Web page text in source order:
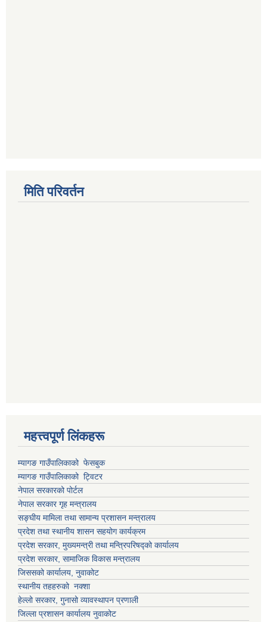
मिति परिवर्तन
महत्त्वपूर्ण लिंकहरू
म्यागङ गाउँपालिकाको फेसबुक
म्यागङ गाउँपालिकाको ट्विटर
नेपाल सरकारको पोर्टल
नेपाल सरकार गृह मन्त्रालय
सङ्घीय मामिला तथा सामान्य प्रशासन मन्त्रालय
प्रदेश तथा स्थानीय शासन सहयोग कार्यक्रम
प्रदेश सरकार, मुख्यमन्त्री तथा मन्त्रिपरिषद्को कार्यालय
प्रदेश सरकार, सामाजिक विकास मन्त्रालय
जिससको कार्यालय, नुवाकोट
स्थानीय तहहरुको नक्शा
हेल्लो सरकार, गुनासो व्यावस्थापन प्रणाली
जिल्ला प्रशासन कार्यालय नुवाकोट